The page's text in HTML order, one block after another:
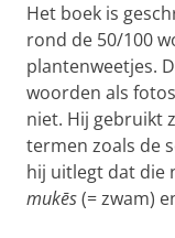
Het boek is
rond de 50/100
plantenweetjes.
woorden als
niet. Hij gebruikt
termen zoals de
hij uitlegt dat die
mukēs(= zwam)